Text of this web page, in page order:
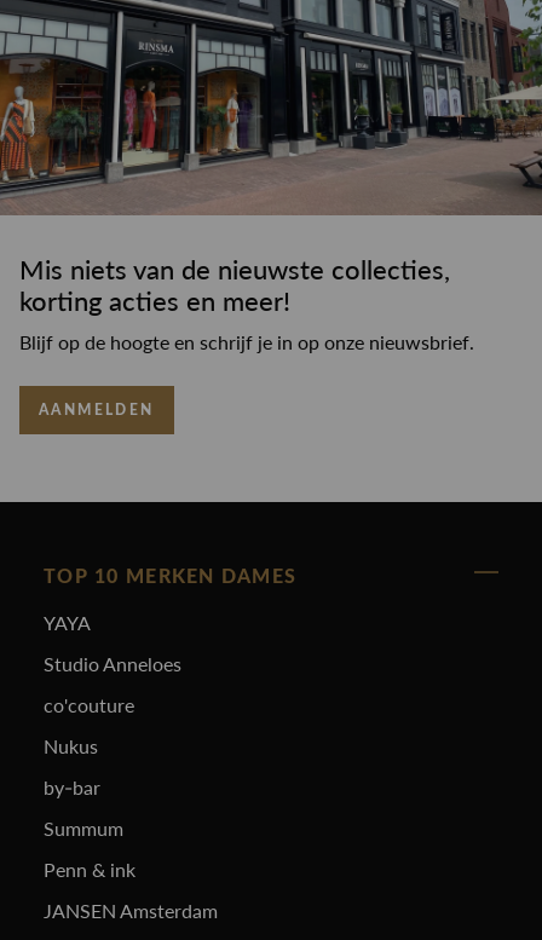
Mis niets van de nieuwste collecties,
korting acties en meer!
Blijf op de hoogte en schrijf je in op onze nieuwsbrief.
AANMELDEN
TOP 10 MERKEN DAMES
YAYA
Studio Anneloes
co'couture
Nukus
by-bar
Summum
Penn & ink
JANSEN Amsterdam